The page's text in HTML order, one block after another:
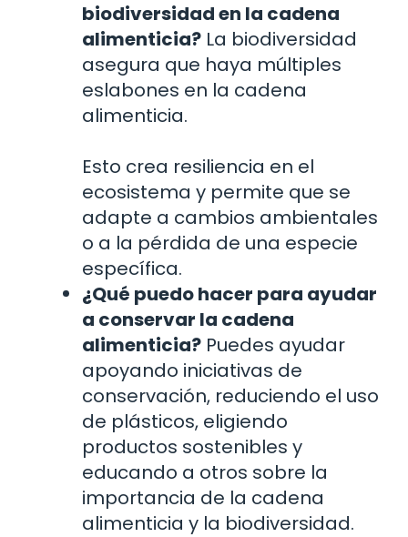
biodiversidad en la cadena
alimenticia? La biodiversidad
asegura que haya múltiples
eslabones en la cadena
alimenticia.
Esto crea resiliencia en el
ecosistema y permite que se
adapte a cambios ambientales
o a la pérdida de una especie
específica.
¿Qué puedo hacer para ayudar
a conservar la cadena
alimenticia? Puedes ayudar
apoyando iniciativas de
conservación, reduciendo el uso
de plásticos, eligiendo
productos sostenibles y
educando a otros sobre la
importancia de la cadena
alimenticia y la biodiversidad.